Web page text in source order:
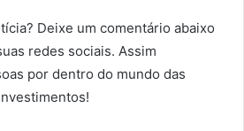
Deixe um comentário abaixo
redes sociais. Assim
por dentro do mundo das